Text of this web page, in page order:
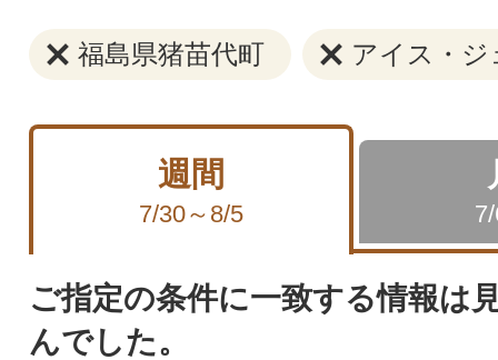
福島県猪苗代町 アイス・ジ
週間
7/30～8/5
ご指定の条件に一致する情報は
んでした。